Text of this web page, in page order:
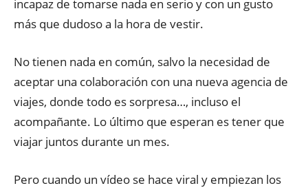
incapaz de tomarse nada en serio y con un gusto
más que dudoso a la hora de vestir.
No tienen nada en común, salvo la necesidad de
aceptar una colaboración con una nueva agencia de
viajes, donde todo es sorpresa…, incluso el
acompañante. Lo último que esperan es tener que
viajar juntos durante un mes.
Pero cuando un vídeo se hace viral y empiezan los